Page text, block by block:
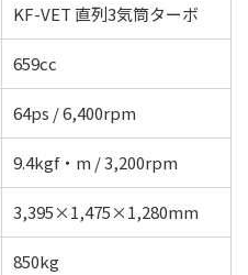
KF-VET 直列3気筒ターボ
659cc
64ps / 6,400rpm
9.4kgf・m / 3,200rpm
3,395×1,475×1,280mm
850kg